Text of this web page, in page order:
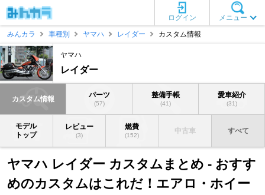
メニュー
ログイン
みんカラ
車種別 ヤマハ レイダー カスタム情報
ヤマハ
レイダー
カスタム情報 パーツ
(57)
整備手帳
(41)
愛車紹介
(31)
モデル
トップ
レビュー
(3)
燃費
(152)
中古車 すべて
ヤマハ レイダー カスタムまとめ - おすす
めのカスタムはこれだ！エアロ・ホイー